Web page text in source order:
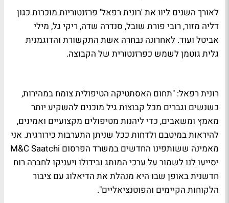
לאורך השנים ליוו את 'רונית רפאל' פרזנטוריות מוכרות כגון
דליה מזור, רובי פורת שובל, סנדרה שדה, ריקי גל, מילי
אביטל ועוד. לאחרונה נבחרה אשת התקשורת והדוגמנית
גלית גוטמן לשמש כפרזנטורית של הקבוצה.
רונית רפאל: "תחום האסתטיקה הטיפולית צומח במהירות,
כשנשים וגברים מכל קבוצות גיל מוכנים להשקיע יותר
מאמץ ומשאבים, כדי ליהנות מטיפולים מקצועיים ואמינים,
להיראות במיטבם ולדחות ככל שניתן התערבות כירורגית. אני
מאמינה ששותפינו החדשים במשרד הפרסום M&C Saatchi
יסייעו לנו לשמור על ערכי המותג ובידולו ויעניקו לחברה רוח
חדשנית באופן שבו היא מנהלת את הדיאלוג עם ציבור
הלקוחות הקיימים והפוטנציאליים".